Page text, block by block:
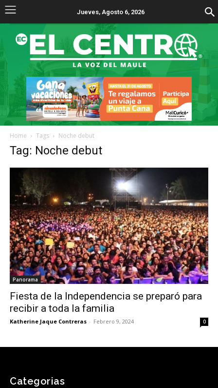
Jueves, Agosto 6, 2026
Home Tags Noche debut
Tag: Noche debut
Panorama
Fiesta de la Independencia se preparó para
recibir a toda la familia
Katherine Jaque Contreras - Febrero 9, 2024 0
Categorias